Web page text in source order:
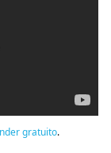
gratuito.